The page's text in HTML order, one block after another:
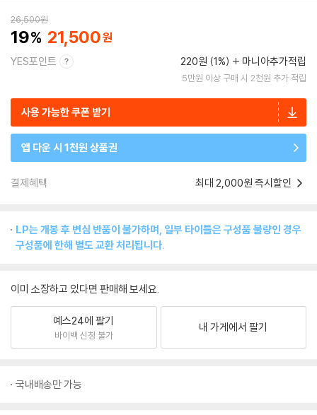
26,500원
19 21,500
YES포인트 220원 (1%) 마니아추가적립
5만원 이상 구매 시 2천원 추가 적립
사용 가능한 쿠폰 받기
앱 다운 시 1천원 상품권
결제혜택 최대 2,000원 즉시할인
LP는 개봉 후 변심 반품이 불가하며, 일부 타이틀은 구성품 불량인 경우
구성품에 한해 별도 교환 처리됩니다.
이미 소장하고 있다면 판매해 보세요.
예스24에 팔기
바이백 신청 불가
내 가게에서 팔기
국내배송만 가능